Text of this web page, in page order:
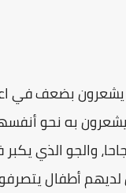
يشعرون بضعف في
به نحو
والجو الذي
أطفال